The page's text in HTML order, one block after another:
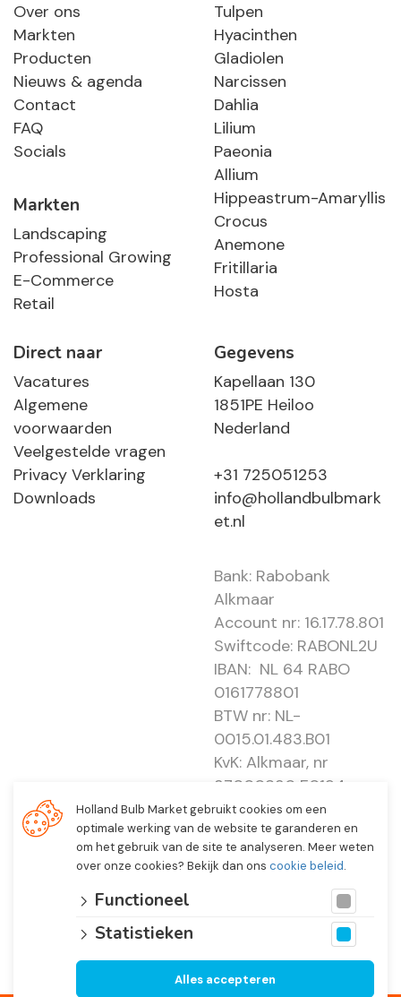
Over ons
Markten
Producten
Nieuws & agenda
Contact
FAQ
Socials
Markten
Landscaping
Professional Growing
E-Commerce
Retail
Tulpen
Hyacinthen
Gladiolen
Narcissen
Dahlia
Lilium
Paeonia
Allium
Hippeastrum-Amaryllis
Crocus
Anemone
Fritillaria
Hosta
Direct naar
Vacatures
Algemene
voorwaarden
Veelgestelde vragen
Privacy Verklaring
Downloads
Gegevens
Kapellaan 130
1851PE Heiloo
Nederland
+31 725051253
info@hollandbulbmark
et.nl
Bank: Rabobank
Alkmaar
Account nr: 16.17.78.801
Swiftcode: RABONL2U
IBAN: NL 64 RABO
0161778801
BTW nr: NL-
0015.01.483.B01
KvK: Alkmaar, nr
37000830 E0194 -
EBO 505
Holland Bulb Market gebruikt cookies om een
optimale werking van de website te garanderen en
om het gebruik van de site te analyseren. Meer weten
over onze cookies? Bekijk dan ons cookie beleid.
Functioneel
Statistieken
Alles accepteren